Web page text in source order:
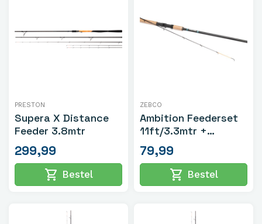
PRESTON
Supera X Distance
Feeder 3.8mtr
299,99
shopping_cart Bestel
ZEBCO
Ambition Feederset
11ft/3.3mtr +
Ambition 4000FD
79,99
shopping_cart Bestel